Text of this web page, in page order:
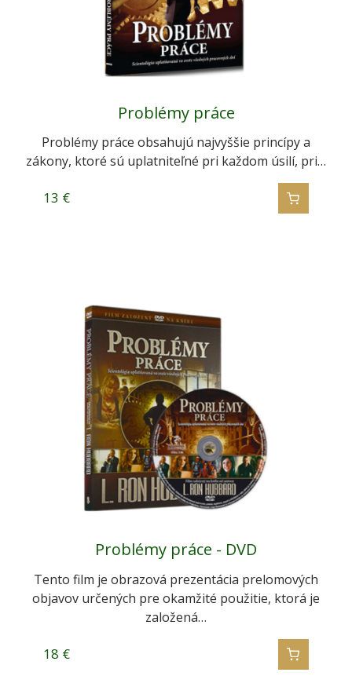
Problémy práce
Problémy práce obsahujú najvyššie princípy a
zákony, ktoré sú uplatniteľné pri každom úsilí, pri…
13 €
Problémy práce - DVD
Tento film je obrazová prezentácia prelomových
objavov určených pre okamžité použitie, ktorá je
založená…
18 €